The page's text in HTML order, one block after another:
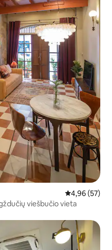
Vidutinis
4,96 (57)
viešbučio vieta